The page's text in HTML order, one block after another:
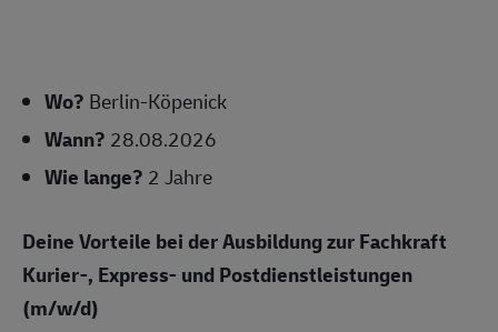
Wo? Berlin-Köpenick
Wann? 28.08.2026
Wie lange? 2 Jahre
Deine Vorteile bei der Ausbildung zur Fachkraft
Kurier-, Express- und Postdienstleistungen
(m/w/d)